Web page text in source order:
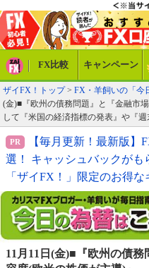
FX比較 キャンペーン
ザイFX！トップ> FX・羊飼いの「今
(金)■『欧州の債務問題』と『金融市
して『米国の経済指標の発表』や『
【毎月更新！最新版】
選！ キャッシュバックがも
「ザイFX！」限定のお得
11月11日(金)■『欧州の債